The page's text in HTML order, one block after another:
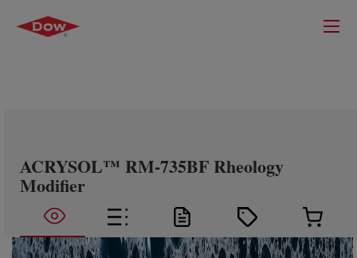
ACRYSOL™ RM-735BF Rheology
Modifier